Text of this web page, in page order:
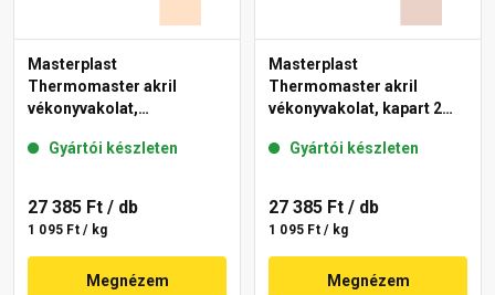
Masterplast
Thermomaster akril
vékonyvakolat,
04-E 25 kg
Gyártói készleten
27 385 Ft / db
1 095 Ft / kg
Megnézem
Masterplast
Thermomaster akril
vékonyvakolat, kapart 2
Gyártói készleten
27 385 Ft / db
1 095 Ft / kg
Megnézem